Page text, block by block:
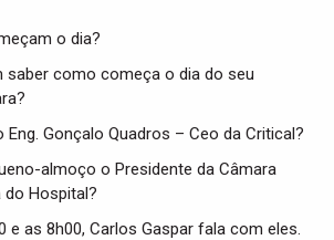
o dia?
saber como começa o dia do seu
Gonçalo Quadros – Ceo da Critical?
almoço o Presidente da Câmara
do Hospital?
e as 8h00, Carlos Gaspar fala com eles.